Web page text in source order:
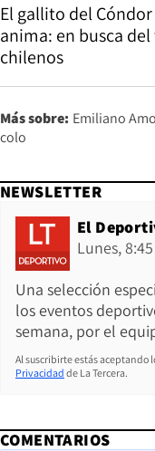
El gallito del
anima: en busca
chilenos
Más sobre: Emiliano
colo
NEWSLETTER
El
Lunes,
Una selección
los eventos
semana, por el
Al suscribirte estás aceptando
Privacidad de La Tercera.
COMENTARIOS